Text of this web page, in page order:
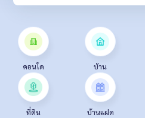
คอนโด บ้าน
ที่ดิน บ้านแฝด